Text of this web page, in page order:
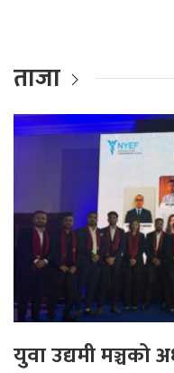
ताजा
युवा उद्यमी मञ्चको